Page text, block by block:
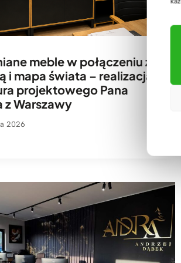
meble w połączeniu z
i mapa świata – realizacja
projektowego Pana
z Warszawy
2026